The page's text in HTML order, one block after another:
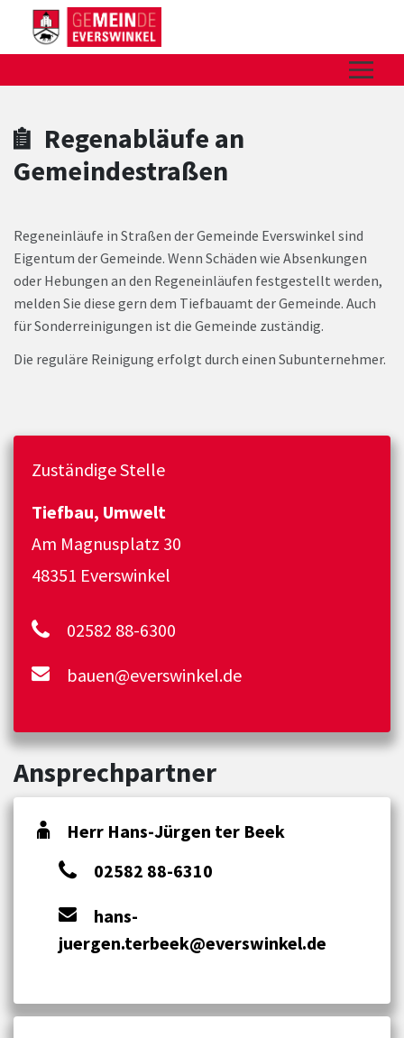
Zum Header
Zum Hauptinhalt
Zum Footer
Zum Hauptinhalt springen
Regenabläufe an
Gemeindestraßen
Regeneinläufe in Straßen der Gemeinde Everswinkel sind
Eigentum der Gemeinde. Wenn Schäden wie Absenkungen
oder Hebungen an den Regeneinläufen festgestellt werden,
melden Sie diese gern dem Tiefbauamt der Gemeinde. Auch
für Sonderreinigungen ist die Gemeinde zuständig.
Die reguläre Reinigung erfolgt durch einen Subunternehmer.
Zuständige Stelle
Tiefbau, Umwelt
Am Magnusplatz 30
48351 Everswinkel
02582 88-6300
bauen@everswinkel.de
Ansprechpartner
Herr Hans-Jürgen ter Beek
02582 88-6310
hans-
juergen.terbeek@everswinkel.de